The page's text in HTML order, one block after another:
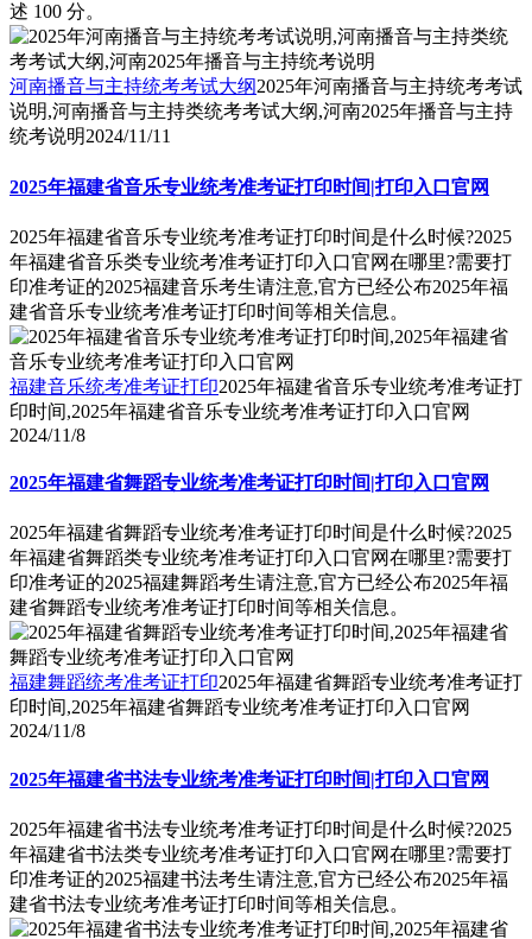
述 100 分。
河南播音与主持统考考试大纲2025年河南播音与主持统考考试
说明,河南播音与主持类统考考试大纲,河南2025年播音与主持
统考说明2024/11/11
2025年福建省音乐专业统考准考证打印时间|打印入口官网
2025年福建省音乐专业统考准考证打印时间是什么时候?2025
年福建省音乐类专业统考准考证打印入口官网在哪里?需要打
印准考证的2025福建音乐考生请注意,官方已经公布2025年福
建省音乐专业统考准考证打印时间等相关信息。
福建音乐统考准考证打印2025年福建省音乐专业统考准考证打
印时间,2025年福建省音乐专业统考准考证打印入口官网
2024/11/8
2025年福建省舞蹈专业统考准考证打印时间|打印入口官网
2025年福建省舞蹈专业统考准考证打印时间是什么时候?2025
年福建省舞蹈类专业统考准考证打印入口官网在哪里?需要打
印准考证的2025福建舞蹈考生请注意,官方已经公布2025年福
建省舞蹈专业统考准考证打印时间等相关信息。
福建舞蹈统考准考证打印2025年福建省舞蹈专业统考准考证打
印时间,2025年福建省舞蹈专业统考准考证打印入口官网
2024/11/8
2025年福建省书法专业统考准考证打印时间|打印入口官网
2025年福建省书法专业统考准考证打印时间是什么时候?2025
年福建省书法类专业统考准考证打印入口官网在哪里?需要打
印准考证的2025福建书法考生请注意,官方已经公布2025年福
建省书法专业统考准考证打印时间等相关信息。